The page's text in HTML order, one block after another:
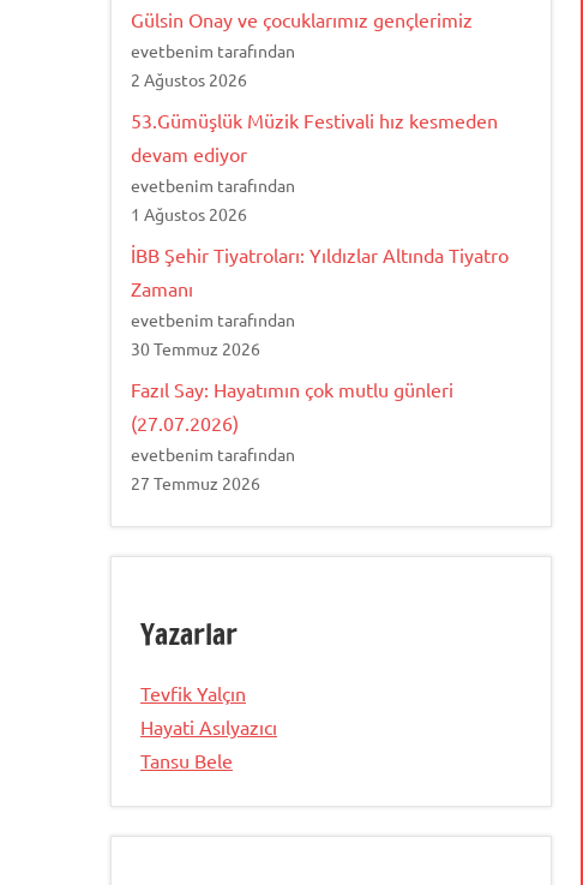
Gülsin Onay ve çocuklarımız gençlerimiz
evetbenim tarafından
2 Ağustos 2026
53.Gümüşlük Müzik Festivali hız kesmeden
devam ediyor
evetbenim tarafından
1 Ağustos 2026
İBB Şehir Tiyatroları: Yıldızlar Altında Tiyatro
Zamanı
evetbenim tarafından
30 Temmuz 2026
Fazıl Say: Hayatımın çok mutlu günleri
(27.07.2026)
evetbenim tarafından
27 Temmuz 2026
Yazarlar
Tevfik Yalçın
Hayati Asılyazıcı
Tansu Bele